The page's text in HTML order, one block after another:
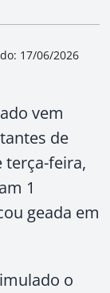
17/06/2026
vem
de
terça-feira,
1
geada em
o